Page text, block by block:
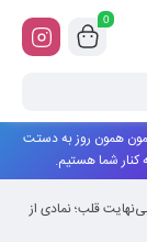
0
همون روز به دستت
قلب؛ نمادی از